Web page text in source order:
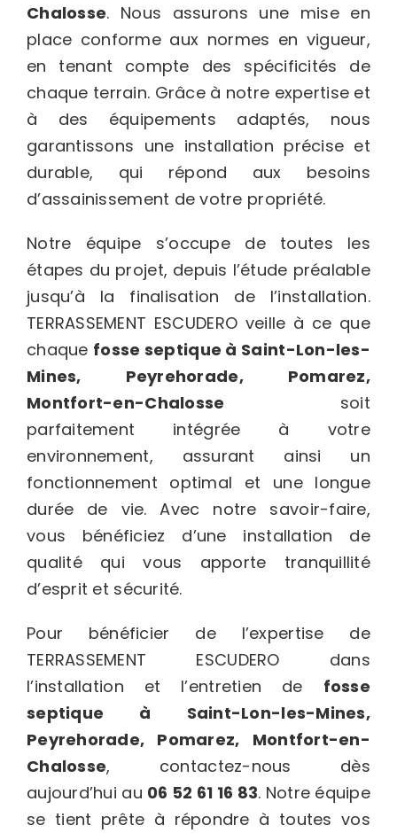
Chalosse. Nous assurons une mise en
place conforme aux normes en vigueur,
en tenant compte des spécificités de
chaque terrain. Grâce à notre expertise et
à des équipements adaptés, nous
garantissons une installation précise et
durable, qui répond aux besoins
d’assainissement de votre propriété.
Notre équipe s’occupe de toutes les
étapes du projet, depuis l’étude préalable
jusqu’à la finalisation de l’installation.
TERRASSEMENT ESCUDERO veille à ce que
chaque fosse septique à Saint-Lon-les-
Mines, Peyrehorade, Pomarez,
Montfort-en-Chalosse soit
parfaitement intégrée à votre
environnement, assurant ainsi un
fonctionnement optimal et une longue
durée de vie. Avec notre savoir-faire,
vous bénéficiez d’une installation de
qualité qui vous apporte tranquillité
d’esprit et sécurité.
Pour bénéficier de l’expertise de
TERRASSEMENT ESCUDERO dans
l’installation et l’entretien de fosse
septique à Saint-Lon-les-Mines,
Peyrehorade, Pomarez, Montfort-en-
Chalosse, contactez-nous dès
aujourd’hui au 06 52 61 16 83. Notre équipe
se tient prête à répondre à toutes vos